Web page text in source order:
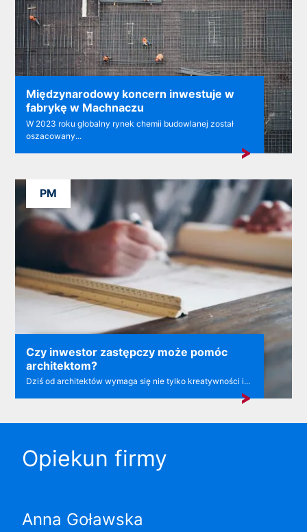
Międzynarodowy koncern inwestuje w
fabrykę w Machnaczu
W 2023 roku globalny rynek chemii budowlanej został
oszacowany...
Czy inwestor zastępczy może pomóc
architektom?
Dziś od architektów wymaga się nie tylko kreatywności i...
PM
Opiekun firmy
Anna Goławska